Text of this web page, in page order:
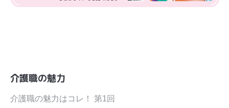
介護職の魅力
介護職の魅力はコレ！ 第1回